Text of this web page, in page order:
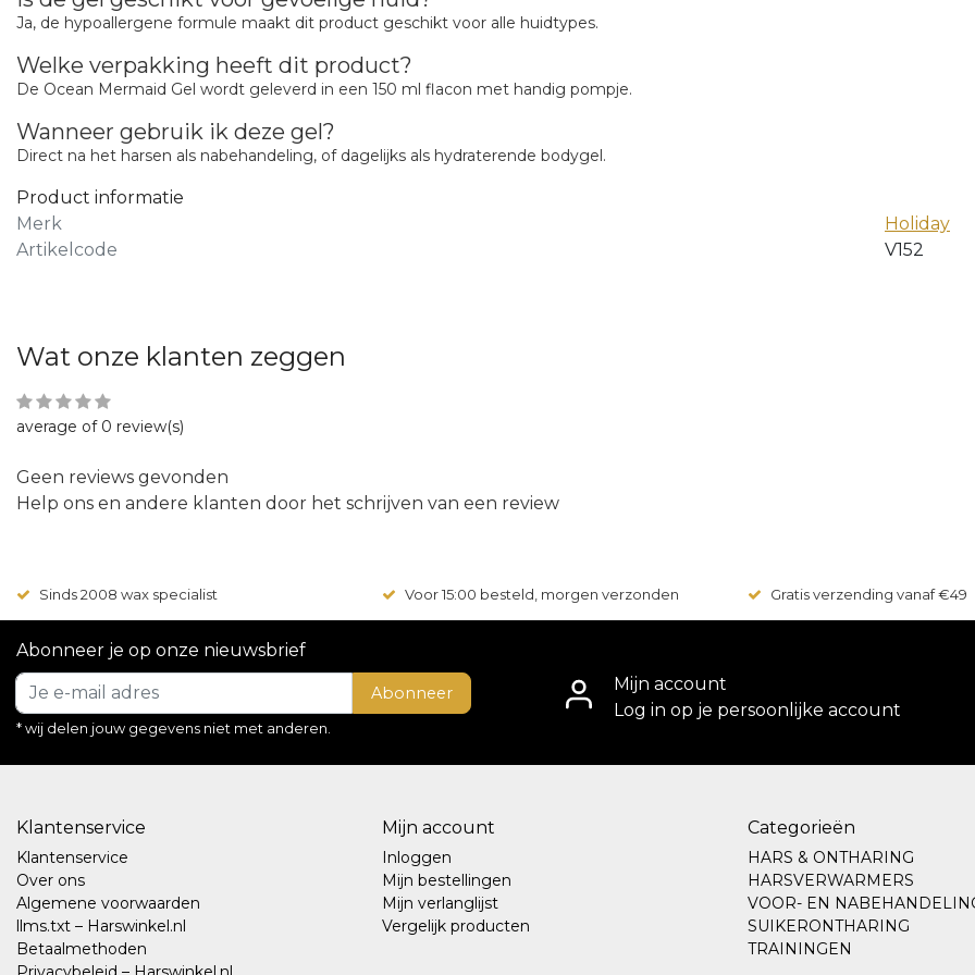
Ja, de hypoallergene formule maakt dit product geschikt voor alle huidtypes.
Welke verpakking heeft dit product?
De Ocean Mermaid Gel wordt geleverd in een 150 ml flacon met handig pompje.
Wanneer gebruik ik deze gel?
Direct na het harsen als nabehandeling, of dagelijks als hydraterende bodygel.
Product informatie
Merk
Holiday
Artikelcode
V152
Wat onze klanten zeggen
average of 0 review(s)
Geen reviews gevonden
Help ons en andere klanten door het schrijven van een review
Sinds 2008 wax specialist Voor 15:00 besteld, morgen verzonden Gratis verzending vanaf €49
Abonneer je op onze nieuwsbrief
Abonneer
* wij delen jouw gegevens niet met anderen.
Mijn account
Log in op je persoonlijke account
Klantenservice
Klantenservice
Over ons
Algemene voorwaarden
llms.txt – Harswinkel.nl
Betaalmethoden
Mijn account
Inloggen
Mijn bestellingen
Mijn verlanglijst
Vergelijk producten
Categorieën
HARS & ONTHARING
HARSVERWARMERS
VOOR- EN
SUIKERONTHARING
TRAININGEN